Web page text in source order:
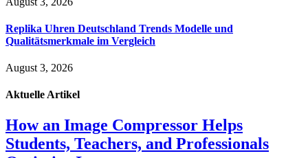
Replika Uhren Deutschland Trends Modelle und
Qualitätsmerkmale im Vergleich
August 3, 2026
AktuelleArtikel
How an Image Compressor Helps
Students, Teachers, and Professionals